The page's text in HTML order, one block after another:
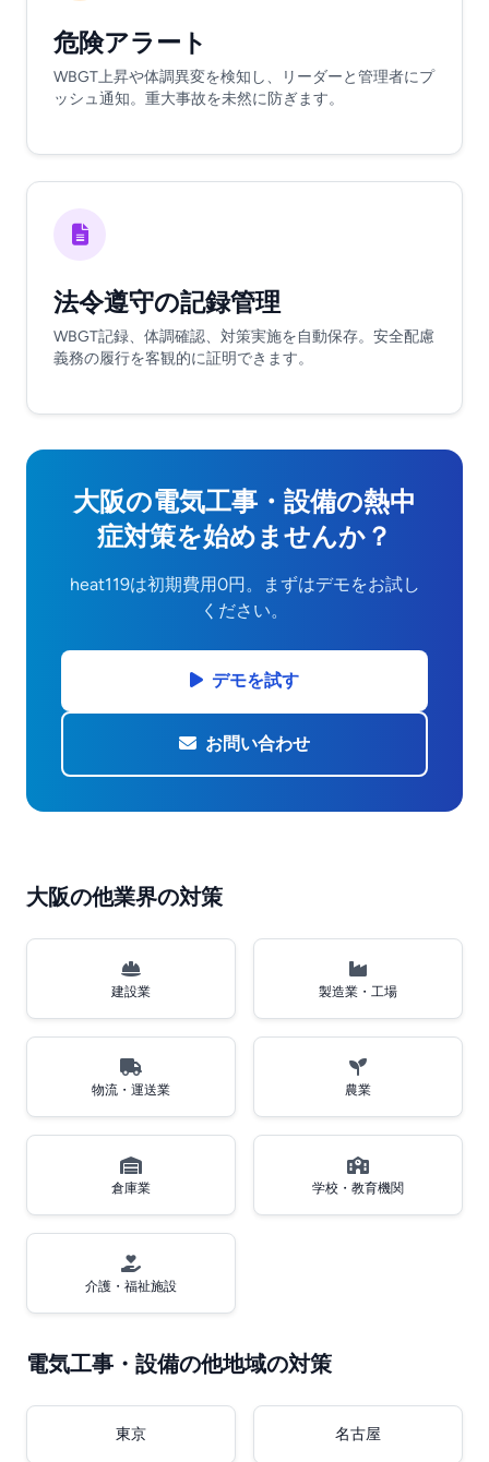
危険アラート
WBGT上昇や体調異変を検知し、リーダーと管理者にプ
ッシュ通知。重大事故を未然に防ぎます。
法令遵守の記録管理
WBGT記録、体調確認、対策実施を自動保存。安全配慮
義務の履行を客観的に証明できます。
大阪の電気工事・設備の熱中
症対策を始めませんか？
heat119は初期費用0円。まずはデモをお試し
ください。
デモを試す
お問い合わせ
大阪の他業界の対策
建設業 製造業・工場
物流・運送業 農業
倉庫業 学校・教育機関
介護・福祉施設
電気工事・設備の他地域の対策
東京 名古屋